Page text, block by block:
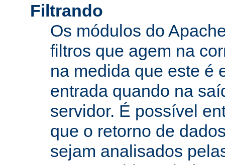
Filtrando
Os módulos do
filtros que agem na
na medida que este é
entrada quando na
servidor. É possível
que o retorno de
sejam analisados